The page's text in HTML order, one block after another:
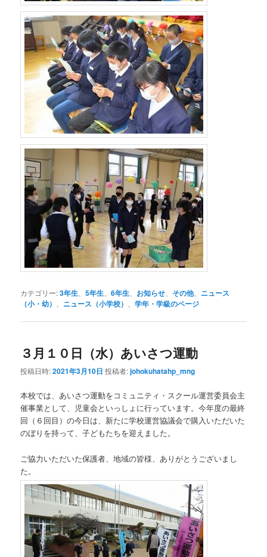
カテゴリー:3年生 、5年生 、6年生 お知らせ その他、 ニュース
（小・幼）
ニュース（小学校） 、学年・学級のページ
３月１０日（水）あいさつ運動
投稿日時:2021年3月10日 投稿者:johokuhatahp_mng
本校では、あいさつ運動をコミュニティ・スクール運営委員会主
催事業として、児童会といっしょに行っています。今年度の最終
回（６回目）の今日は、新たに学校運営協議会で購入いただいた
のぼりを持って、子どもたちを迎えました。
ご協力いただいた保護者、地域の皆様、ありがとうございまし
た。